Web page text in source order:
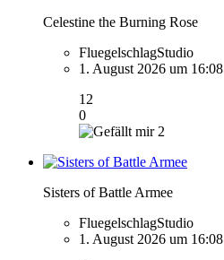
Celestine the Burning Rose
FluegelschlagStudio
1. August 2026 um 16:08
12
0
2
Sisters of Battle Armee
FluegelschlagStudio
1. August 2026 um 16:08